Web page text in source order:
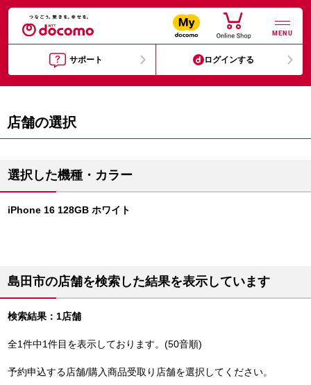
MENU
サポート ログインする
店舗の選択
選択した機種・カラー
iPhone 16 128GB ホワイト
島田市の店舗を検索した結果を表示しています
検索結果：1店舗
全1件中1件目を表示しております。(50音順)
予約申込する店舗/購入商品受取り店舗を選択してください。